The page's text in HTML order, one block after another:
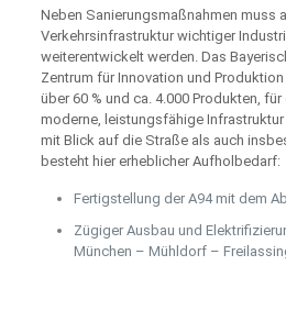
Neben Sanierungsmaßnahmen muss
Verkehrsinfrastruktur wichtiger
weiterentwickelt werden. Das
Zentrum für Innovation und
über 60 % und ca. 4.000 Produkten,
moderne, leistungsfähige
mit Blick auf die Straße als auch
besteht hier erheblicher Aufholbedarf:
Fertigstellung der A94 mit dem
Zügiger Ausbau und
München – Mühldorf –